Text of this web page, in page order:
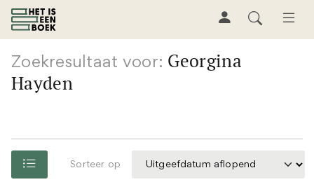
Zoekresultaat voor: Georgina
Hayden
Sorteer op